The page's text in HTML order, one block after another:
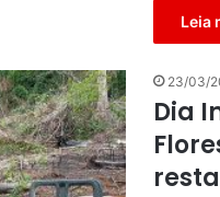
Leia
23/03/
Dia